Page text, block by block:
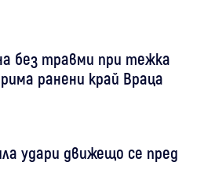
без травми при тежка
ранени край Враца
удари движещо се пред